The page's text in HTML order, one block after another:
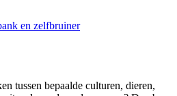
en zelfbruiner
tussen bepaalde culturen, dieren,